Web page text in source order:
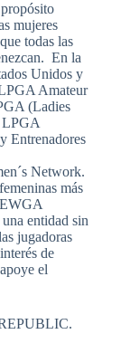
mujeres
todas las
En la
Unidos y
Amateur
(Ladies
LPGA
Entrenadores
Network.
más
entidad sin
jugadoras
de
el